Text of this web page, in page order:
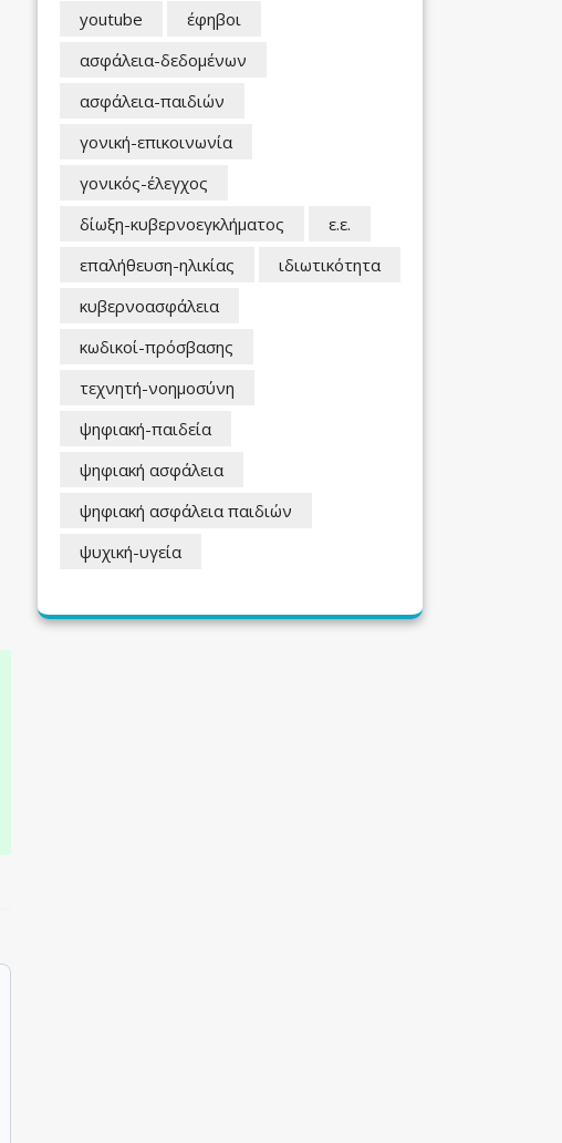
youtube
έφηβοι
ασφάλεια-δεδομένων
ασφάλεια-παιδιών
γονική-επικοινωνία
γονικός-έλεγχος
δίωξη-κυβερνοεγκλήματος
ε.ε.
επαλήθευση-ηλικίας
ιδιωτικότητα
κυβερνοασφάλεια
κωδικοί-πρόσβασης
τεχνητή-νοημοσύνη
ψηφιακή-παιδεία
ψηφιακή ασφάλεια
ψηφιακή ασφάλεια παιδιών
ψυχική-υγεία